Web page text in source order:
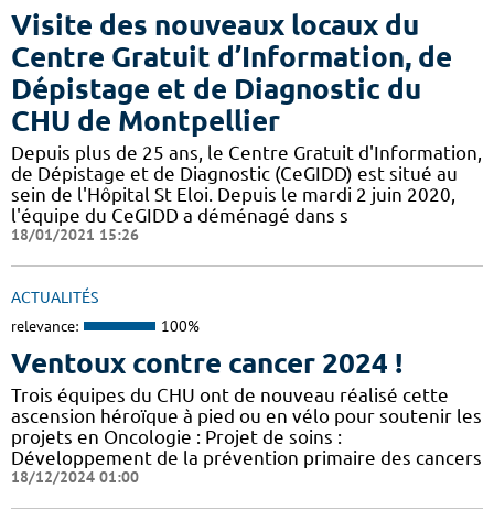
Visite des nouveaux locaux du
Centre Gratuit d’Information, de
Dépistage et de Diagnostic du
CHU de Montpellier
Depuis plus de 25 ans, le Centre Gratuit d'Information,
de Dépistage et de Diagnostic (CeGIDD) est situé au
sein de l'Hôpital St Eloi. Depuis le mardi 2 juin 2020,
l'équipe du CeGIDD a déménagé dans s
18/01/2021 15:26
ACTUALITÉS
relevance: 100%
Ventoux contre cancer 2024 !
​​​Trois équipes du CHU ont de nouveau réalisé cette
ascension héroïque à pied ou en vélo pour soutenir les
projets en Oncologie : Projet de soins :
Développement de la prévention primaire des cancers
18/12/2024 01:00